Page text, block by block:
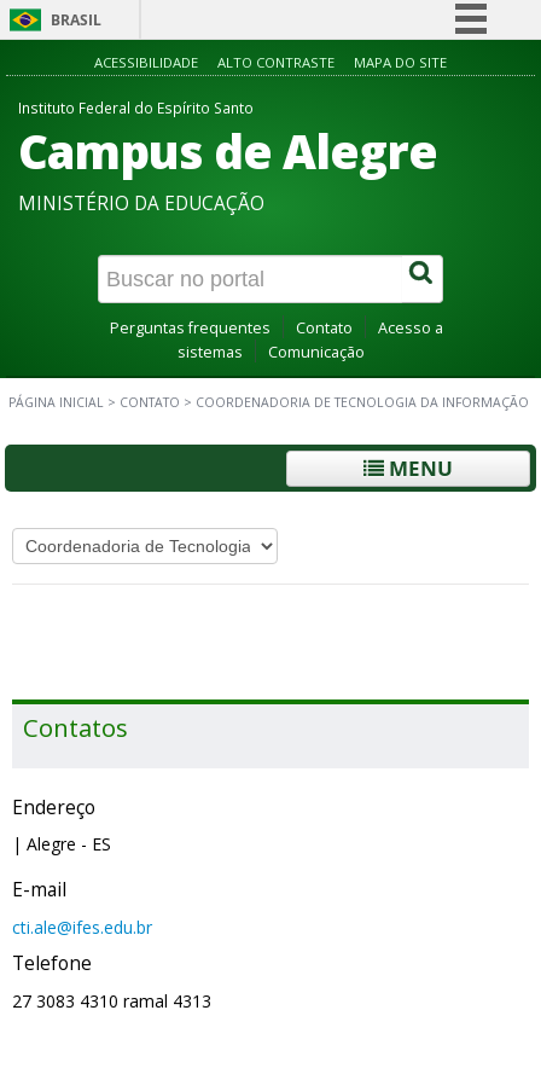
BRASIL
Simplifique!
Acesso à informação
Canais
ACESSIBILIDADE ALTO CONTRASTE MAPA DO SITE
Instituto Federal do Espírito Santo
Campus de Alegre
MINISTÉRIO DA EDUCAÇÃO
Perguntas frequentes Contato
Acesso a
sistemas
Comunicação
PÁGINA INICIAL > CONTATO > COORDENADORIA DE TECNOLOGIA DA INFORMAÇÃO
MENU
Contatos
Endereço
| Alegre - ES
E-mail
cti.ale@ifes.edu.br
Telefone
27 3083 4310 ramal 4313